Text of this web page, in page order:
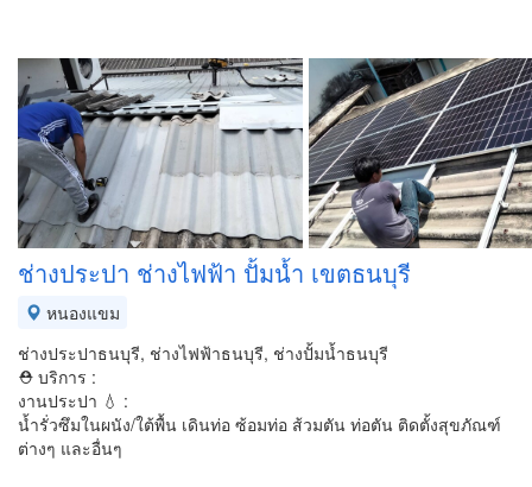
ช่างประปา ช่างไฟฟ้า ปั้มน้ำ เขตธนบุรี
หนองแขม
ช่างประปาธนบุรี, ช่างไฟฟ้าธนบุรี, ช่างปั้มน้ำธนบุรี
⛑ บริการ :
งานประปา 💧 :
น้ำรั่วซึมในผนัง/ใต้พื้น เดินท่อ ซ้อมท่อ ส้วมตัน ท่อตัน ติดตั้งสุขภัณฑ์
ต่างๆ และอื่นๆ